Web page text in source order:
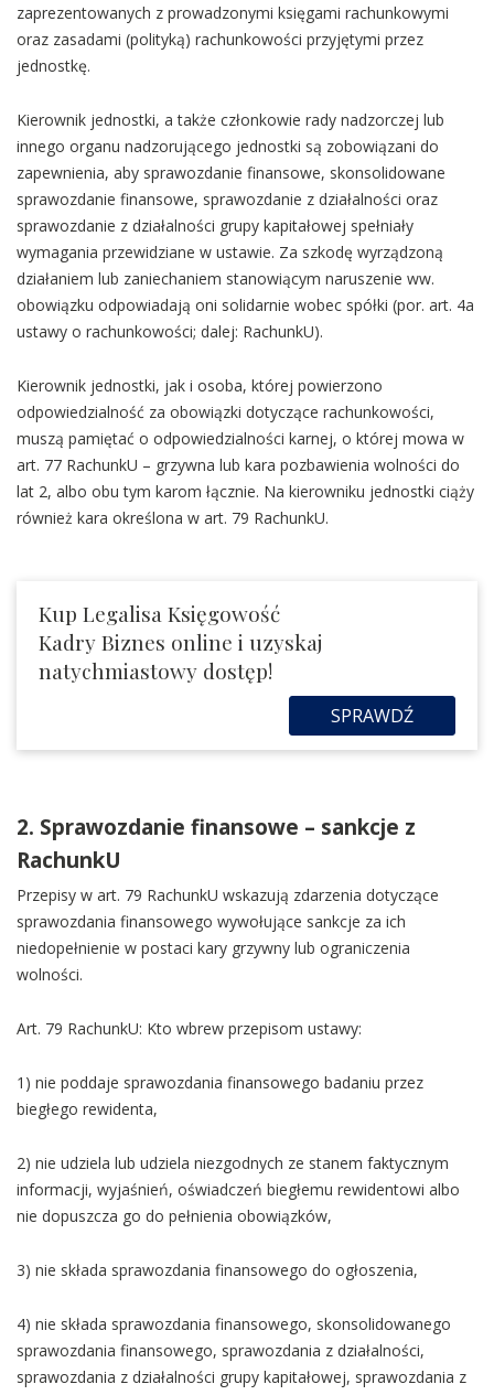
zaprezentowanych z prowadzonymi księgami rachunkowymi
oraz zasadami (polityką) rachunkowości przyjętymi przez
jednostkę.
Kierownik jednostki, a także członkowie rady nadzorczej lub
innego organu nadzorującego jednostki są zobowiązani do
zapewnienia, aby sprawozdanie finansowe, skonsolidowane
sprawozdanie finansowe, sprawozdanie z działalności oraz
sprawozdanie z działalności grupy kapitałowej spełniały
wymagania przewidziane w ustawie. Za szkodę wyrządzoną
działaniem lub zaniechaniem stanowiącym naruszenie ww.
obowiązku odpowiadają oni solidarnie wobec spółki (por. art. 4a
ustawy o rachunkowości; dalej: RachunkU).
Kierownik jednostki, jak i osoba, której powierzono
odpowiedzialność za obowiązki dotyczące rachunkowości,
muszą pamiętać o odpowiedzialności karnej, o której mowa w
art. 77 RachunkU – grzywna lub kara pozbawienia wolności do
lat 2, albo obu tym karom łącznie. Na kierowniku jednostki ciąży
również kara określona w art. 79 RachunkU.
Kup Legalisa Księgowość
Kadry Biznes online i uzyskaj
natychmiastowy dostęp!
SPRAWDŹ
2. Sprawozdanie finansowe – sankcje z
RachunkU
Przepisy w art. 79 RachunkU wskazują zdarzenia dotyczące
sprawozdania finansowego wywołujące sankcje za ich
niedopełnienie w postaci kary grzywny lub ograniczenia
wolności.
Art. 79 RachunkU: Kto wbrew przepisom ustawy:
1) nie poddaje sprawozdania finansowego badaniu przez
biegłego rewidenta,
2) nie udziela lub udziela niezgodnych ze stanem faktycznym
informacji, wyjaśnień, oświadczeń biegłemu rewidentowi albo
nie dopuszcza go do pełnienia obowiązków,
3) nie składa sprawozdania finansowego do ogłoszenia,
4) nie składa sprawozdania finansowego, skonsolidowanego
sprawozdania finansowego, sprawozdania z działalności,
sprawozdania z działalności grupy kapitałowej, sprawozdania z